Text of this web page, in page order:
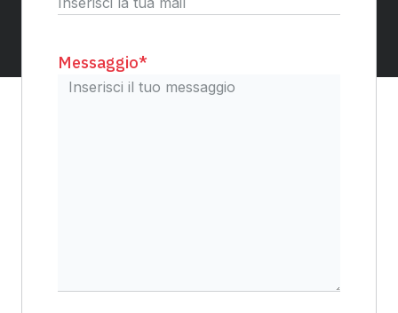
Messaggio*